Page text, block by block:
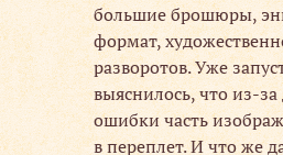
большие брошюры,
формат,
разворотов. Уже
выяснилось, что из-
ошибки часть
в переплет. И что же